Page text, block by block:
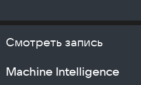
Смотреть запись
Machine Intelligence